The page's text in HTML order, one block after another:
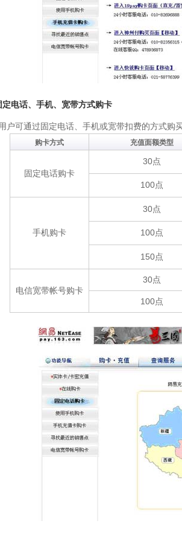
定电话、手机、宽带方式购卡
可通过固定电话、手机或宽带扣费的方式购买
购卡方式 充值面额类型
固定电话购卡
30点
100点
手机购卡
30点
100点
150点
电信宽带帐号购卡
30点
100点